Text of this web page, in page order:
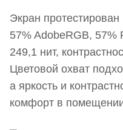
Экран
57% AdobeRGB, 57%
249,1 нит,
Цветовой охват
а яркость и
комфорт в